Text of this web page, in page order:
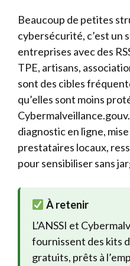
Beaucoup de petites
cybersécurité, c’est un
entreprises avec des
TPE, artisans,
sont des cibles
qu’elles sont moins
diagnostic en ligne,
prestataires locaux,
pour sensibiliser sans
À retenir
L’ANSSI et
fournissent des kits
gratuits, prêts à